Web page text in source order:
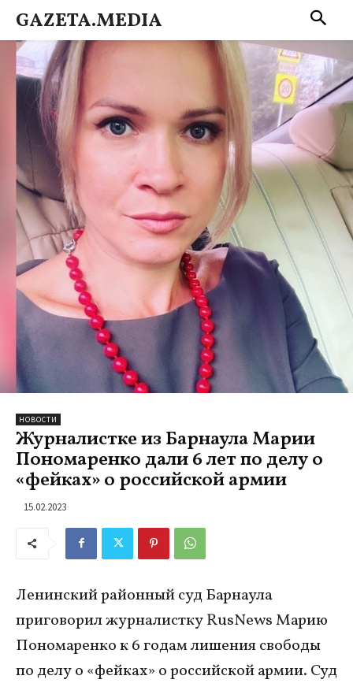
GAZETA.MEDIA
НОВОСТИ
Журналистке из Барнаула Марии
Пономаренко дали 6 лет по делу о
«фейках» о российской армии
15.02.2023
Ленинский районный суд Барнаула
приговорил журналистку RusNews Марию
Пономаренко к 6 годам лишения свободы
по делу о «фейках» о российской армии. Суд